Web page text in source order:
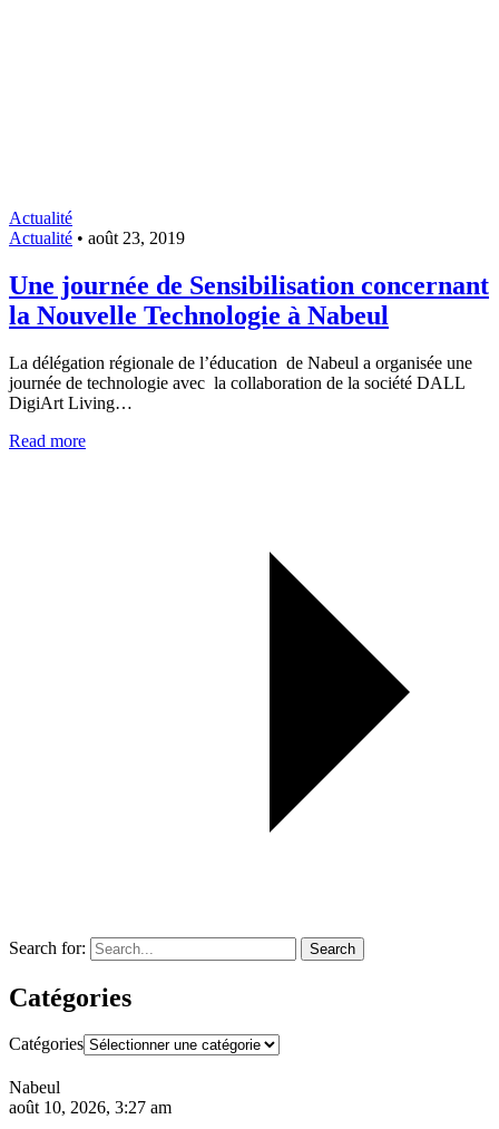
Actualité
Actualité • août 23, 2019
Une journée de Sensibilisation concernant
la Nouvelle Technologie à Nabeul
La délégation régionale de l’éducation de Nabeul a organisée une
journée de technologie avec la collaboration de la société DALL
DigiArt Living…
Read more
Search for: Search
Catégories
Catégories
Nabeul
août 10, 2026, 3:27 am